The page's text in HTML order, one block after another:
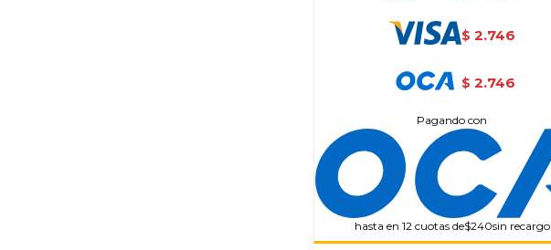
$ 2.746
$ 2.746
Pagando con
hasta en 12 cuotas de$240sin recargo